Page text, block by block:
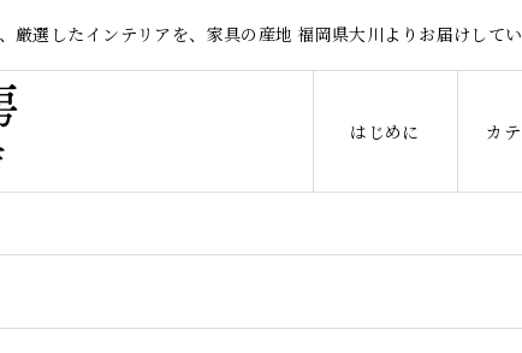
厳選したインテリアを、家具の産地 福岡県大川よりお届けしてい
はじめに カ